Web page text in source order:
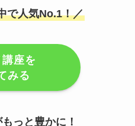
で人気No.1！／
講座を
みる
っと豊かに！